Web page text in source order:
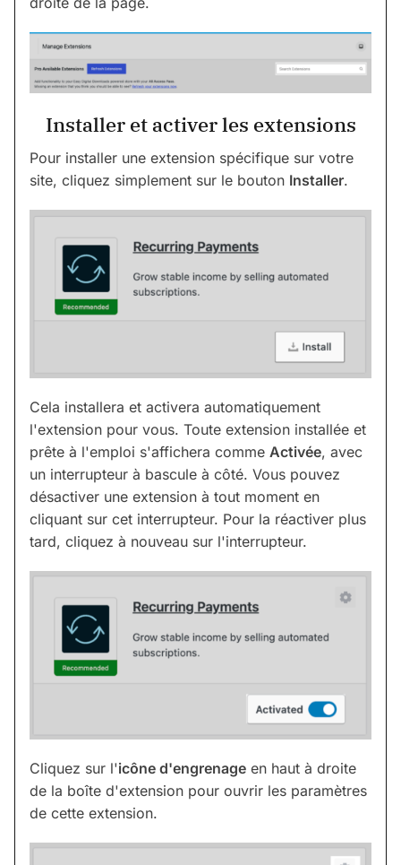
Installer et activer les extensions
Pour installer une extension spécifique sur votre
site, cliquez simplement sur le bouton Installer.
Cela installera et activera automatiquement
l'extension pour vous. Toute extension installée et
prête à l'emploi s'affichera comme Activée, avec
un interrupteur à bascule à côté. Vous pouvez
désactiver une extension à tout moment en
cliquant sur cet interrupteur. Pour la réactiver plus
tard, cliquez à nouveau sur l'interrupteur.
Cliquez sur l'icône d'engrenage en haut à droite
de la boîte d'extension pour ouvrir les paramètres
de cette extension.